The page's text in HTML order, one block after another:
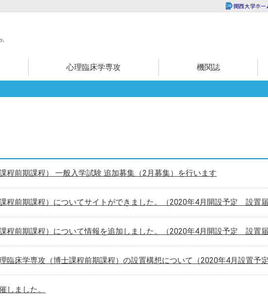
関西大学ホー
心理臨床学専攻 機関誌
程前期課程） 一般入学試験 追加募集（2月募集）を行います
程前期課程）についてサイトができました。（2020年4月開設予定 設置届
程前期課程）について情報を追加しました。（2020年4月開設予定 設置届
臨床学専攻（博士課程前期課程）の設置構想について（2020年4月設置予定
しました。